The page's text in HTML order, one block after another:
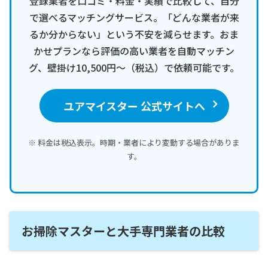
で選べるマッチングサービス。「どんな業者が来
るか分からない」という不安を減らせます。おま
かせプランなら評価の高い業者を自動マッチン
グ、壁掛け10,500円〜（税込）で依頼可能です。
ユアマイスター 公式サイトへ
※ 料金は税込表示。時期・業者により変動する場合がありま
す。
お掃除マスターと大手専門業者の比較